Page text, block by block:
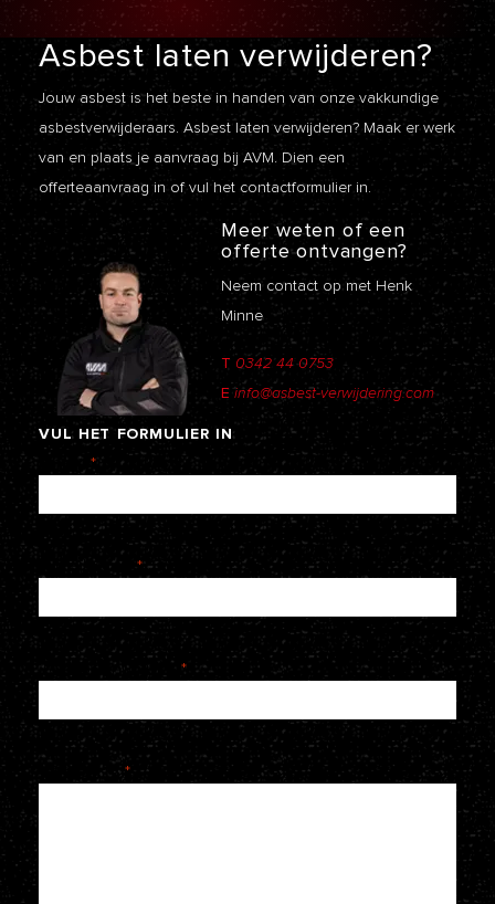
Asbest latenverwijderen?
Jouw asbest is het beste in handen van onze vakkundige
asbestverwijderaars. Asbest laten verwijderen? Maak er werk
van en plaats je aanvraag bij AVM. Dien een
offerteaanvraagin of vul het contactformulier in.
Meer weten of een
offerte ontvangen?
Neem contact op met Henk
Minne
T 0342 44 0753
E info@asbest-verwijdering.com
VUL HET FORMULIER IN
Naam *
E-mailadres *
Telefoonnummer *
Je bericht *